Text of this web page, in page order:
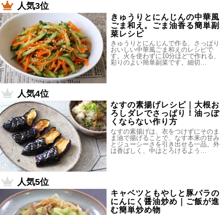
人気3位
きゅうりとにんじんの中華風
ごま和え。ごま油香る簡単副
菜レシピ
きゅうりとにんじんで作る、さっぱり
おいしい中華風ごま和えのレシピで
す。火を使わずに10分ほどで作れる、
彩りのよい簡単副菜です。細切…
人気4位
なすの素揚げレシピ｜大根お
ろしダレでさっぱり！油っぽ
くならない作り方
なすの素揚げは、衣をつけずにそのま
ま油で揚げることで、なす本来の甘み
とジューシーさを引き出せる一品。外
は香ばしく、中はとろけるよう…
人気5位
キャベツともやしと豚バラの
にんにく醤油炒め｜ご飯が進
む簡単炒め物